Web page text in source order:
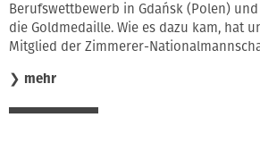
Berufswettbewerb in Gdańsk (Polen)
die Goldmedaille. Wie es dazu kam, hat
Mitglied der Zimmerer-
❯ mehr